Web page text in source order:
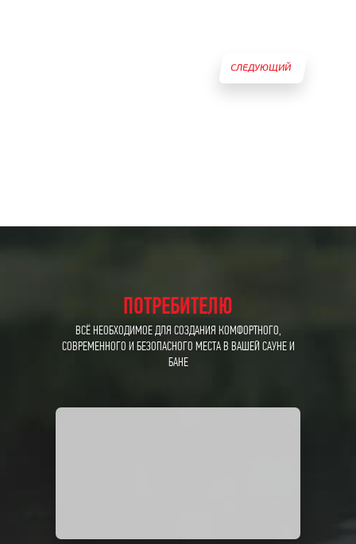
СЛЕДУЮЩИЙ
ПОТРЕБИТЕЛЮ
ВСЁ НЕОБХОДИМОЕ ДЛЯ СОЗДАНИЯ КОМФОРТНОГО,
СОВРЕМЕННОГО И БЕЗОПАСНОГО МЕСТА В ВАШЕЙ САУНЕ И
БАНЕ